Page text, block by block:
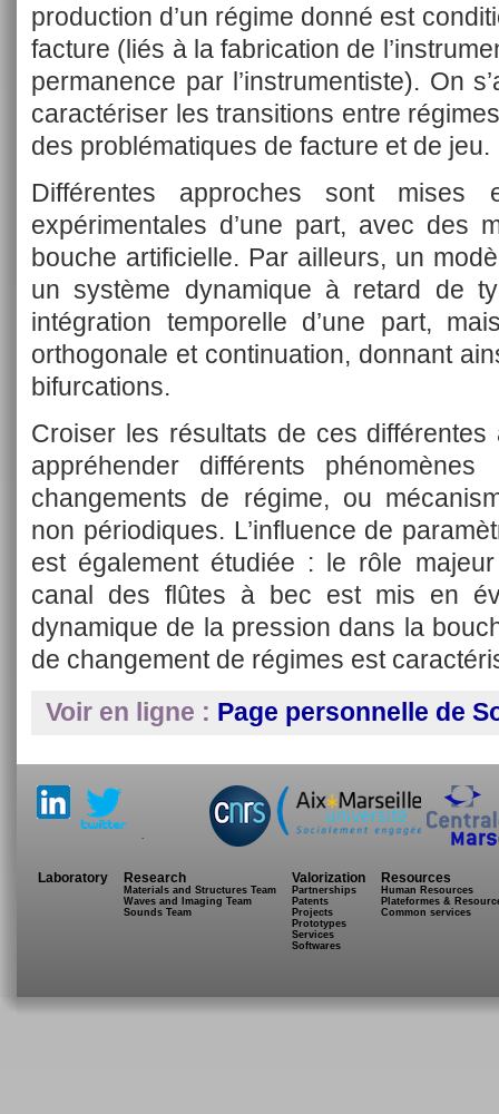
production d’un régime donné est
facture (liés à la fabrication de
permanence par l’instrumentiste). On
caractériser les transitions entre
des problématiques de facture et de jeu.
Différentes approches sont mises
expérimentales d’une part, avec des
bouche artificielle. Par ailleurs, un
un système dynamique à retard de
intégration temporelle d’une part,
orthogonale et continuation, donnant
bifurcations.
Croiser les résultats de ces
appréhender différents
changements de régime, ou
non périodiques. L’influence de
est également étudiée : le rôle
canal des flûtes à bec est mis en
dynamique de la pression dans la
de changement de régimes est
Voir en ligne : Page personnelle de
.
Laboratory Research
Materials and Structures Team
Waves and Imaging Team
Sounds Team
Valorization
Partnerships
Patents
Projects
Prototypes
Services
Softwares
Resources
Human Resources
Plateformes &
Common services